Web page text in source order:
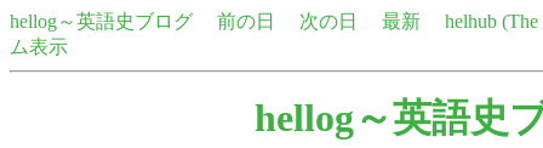
hellog～英語史ブログ 前の日 次の日 最新
helhub
ム表示
hellog～英語史